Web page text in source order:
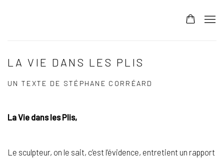
LA VIE DANS LES PLIS
UN TEXTE DE STÉPHANE CORRÉARD
La Vie dans les Plis,
Le sculpteur, on le sait, c’est l’évidence, entretient un rapport